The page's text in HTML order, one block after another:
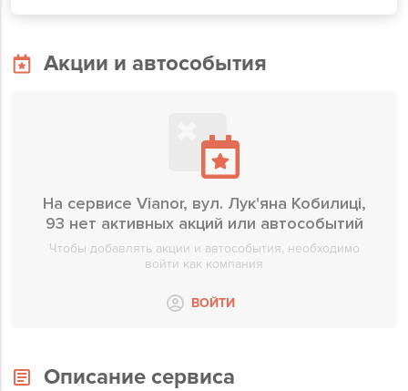
Акции и автособытия
На сервисе Vianor, вул. Лук'яна Кобилиці,
93 нет активных акций или автособытий
Чтобы добавлять акции и автособытия, необходимо
войти как компания
ВОЙТИ
Описание сервиса